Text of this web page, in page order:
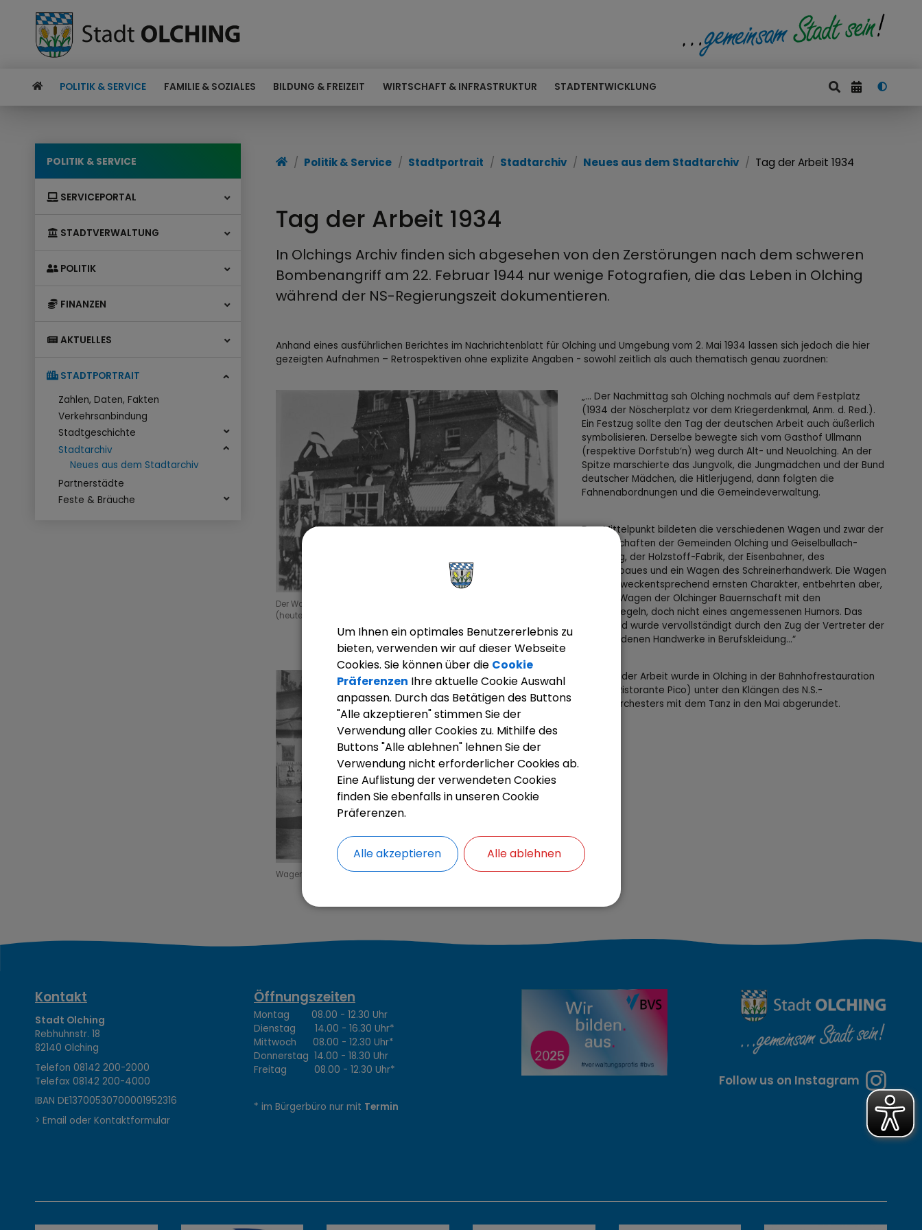
POLITIK & SERVICE FAMILIE & SOZIALES BILDUNG & FREIZEIT WIRTSCHAFT & INFRASTRUKTUR STADTENTWICKLUNG
POLITIK & SERVICE
SERVICEPORTAL
STADTVERWALTUNG
POLITIK
FINANZEN
AKTUELLES
STADTPORTRAIT
Zahlen, Daten, Fakten
Verkehrsanbindung
Stadtgeschichte
Stadtarchiv
Neues aus dem Stadtarchiv
Partnerstädte
Feste & Bräuche
Politik & Service Stadtportrait Stadtarchiv Neues aus dem Stadtarchiv Tag der Arbeit 1934
Tag der Arbeit 1934
In Olchings Archiv finden sich abgesehen von den Zerstörungen nach dem schweren
Bombenangriff am 22. Februar 1944 nur wenige Fotografien, die das Leben in Olching
während der NS-Regierungszeit dokumentieren.
Anhand eines ausführlichen Berichtes im Nachrichtenblatt für Olching und Umgebung vom 2. Mai 1934 lassen sich jedoch die hier
gezeigten Aufnahmen – Retrospektiven ohne explizite Angaben - sowohl zeitlich als auch thematisch genau zuordnen:
Der Wagen der Schreiner vor der ehemaligen Metzgerei Heinrich
(heute Vinzenzmurr)
„… Der Nachmittag sah Olching nochmals auf dem Festplatz
(1934 der Nöscherplatz vor dem Kriegerdenkmal, Anm. d. Red.).
Ein Festzug sollte den Tag der deutschen Arbeit auch äußerlich
symbolisieren. Derselbe bewegte sich vom Gasthof Ullmann
(respektive Dorfstub‘n) weg durch Alt- und Neuolching. An der
Spitze marschierte das Jungvolk, die Jungmädchen und der Bund
deutscher Mädchen, die Hitlerjugend, dann folgten die
Fahnenabordnungen und die Gemeindeverwaltung.
Den Mittelpunkt bildeten die verschiedenen Wagen und zwar der
Bauernschaften der Gemeinden Olching und Geiselbullach-
Graßlfing, der Holzstoff-Fabrik, der Eisenbahner, des
Straßenbaues und ein Wagen des Schreinerhandwerk. Die Wagen
trugen zweckentsprechend ernsten Charakter, entbehrten aber,
wie der Wagen der Olchinger Bauernschaft mit den
Dreschflegeln, doch nicht eines angemessenen Humors. Das
bunte Bild wurde vervollständigt durch den Zug der Vertreter der
verschiedenen Handwerke in Berufskleidung…“
Wagen der Papierfabrik vor dem Gasthaus Ullmann/Streller
Der Tag der Arbeit wurde in Olching in der Bahnhofrestauration
(heute Ristorante Pico) unter den Klängen des N.S.-
Streichorchesters mit dem Tanz in den Mai abgerundet.
K
o
n
t
Kontakt
Stadt Olching
Rebhuhnstr. 18
82140 Olching
Telefon08142 200-2000
Telefax08142 200-4000
IBAN DE13700530700001952316
> Email oder Kontaktformular
Öffnungszeiten
Montag 08.00 - 12.30 Uhr
Dienstag 14.00 - 16.30 Uhr*
Mittwoch 08.00 - 12.30 Uhr*
Donnerstag 14.00 - 18.30 Uhr
Freitag 08.00 - 12.30 Uhr*
* im Bürgerbüro nur mit Termin
Follow us on Instagram
Um Ihnen ein optimales Benutzererlebnis zu
bieten, verwenden wir auf dieser Webseite
Cookies. Sie können über die Cookie
Präferenzen Ihre aktuelle Cookie Auswahl
anpassen. Durch das Betätigen des Buttons
"Alle akzeptieren" stimmen Sie der
Verwendung aller Cookies zu. Mithilfe des
Buttons "Alle ablehnen" lehnen Sie der
Verwendung nicht erforderlicher Cookies ab.
Eine Auflistung der verwendeten Cookies
finden Sie ebenfalls in unseren Cookie
Präferenzen.
Alle akzeptieren Alle ablehnen